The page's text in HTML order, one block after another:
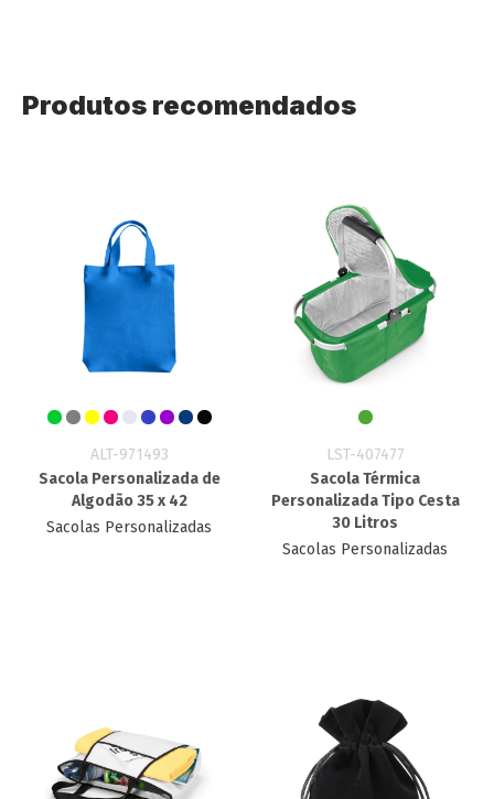
Produtos recomendados
ALT-971493
Sacola Personalizada de
Algodão 35 x 42
Sacolas Personalizadas
LST-407477
Sacola Térmica
Personalizada Tipo Cesta
30 Litros
Sacolas Personalizadas